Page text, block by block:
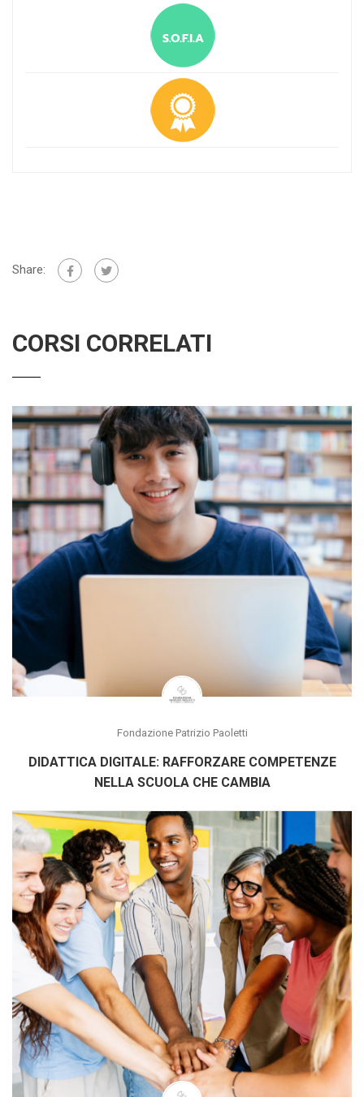
Share:
CORSI CORRELATI
Fondazione Patrizio Paoletti
DIDATTICA DIGITALE: RAFFORZARE COMPETENZE
NELLA SCUOLA CHE CAMBIA